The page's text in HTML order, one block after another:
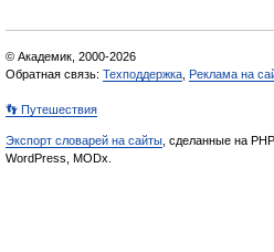
© Академик, 2000-2026
Обратная связь: Техподдержка Реклама на
👣 Путешествия
Экспорт словарей на сайты , сделанные на PHP,
WordPress, MODx.